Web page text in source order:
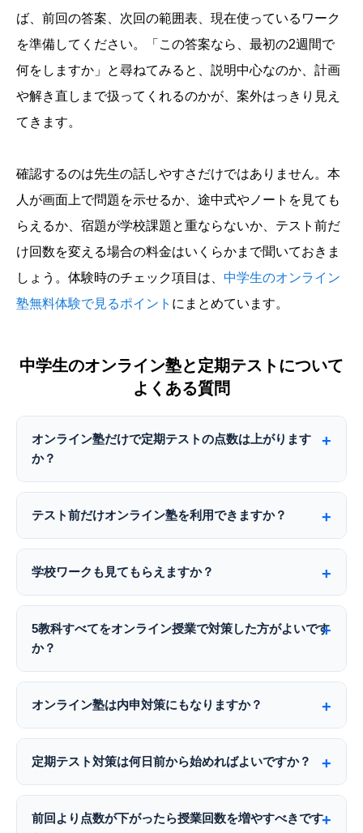
ば、前回の答案、次回の範囲表、現在使っているワーク
を準備してください。「この答案なら、最初の2週間で
何をしますか」と尋ねてみると、説明中心なのか、計画
や解き直しまで扱ってくれるのかが、案外はっきり見え
てきます。
確認するのは先生の話しやすさだけではありません。本
人が画面上で問題を示せるか、途中式やノートを見ても
らえるか、宿題が学校課題と重ならないか、テスト前だ
け回数を変える場合の料金はいくらかまで聞いておきま
しょう。体験時のチェック項目は、 中学生のオンライン
塾無料体験で見るポイント にまとめています。
中学生のオンライン塾と定期テストについて
よくある質問
オンライン塾だけで定期テストの点数は上がります
か？
テスト前だけオンライン塾を利用できますか？
学校ワークも見てもらえますか？
5教科すべてをオンライン授業で対策した方がよいです
か？
オンライン塾は内申対策にもなりますか？
定期テスト対策は何日前から始めればよいですか？
前回より点数が下がったら授業回数を増やすべきです